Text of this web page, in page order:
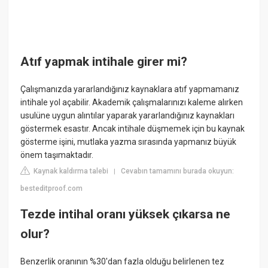
Atıf yapmak intihale girer mi?
Çalışmanızda yararlandığınız kaynaklara atıf yapmamanız
intihale yol açabilir. Akademik çalışmalarınızı kaleme alırken
usulüne uygun alıntılar yaparak yararlandığınız kaynakları
göstermek esastır. Ancak intihale düşmemek için bu kaynak
gösterme işini, mutlaka yazma sırasında yapmanız büyük
önem taşımaktadır.
Kaynak kaldırma talebi |Cevabın tamamını burada okuyun:
besteditproof.com
Tezde intihal oranı yüksek çıkarsa ne
olur?
Benzerlik oranının %30'dan fazla olduğu belirlenen tez